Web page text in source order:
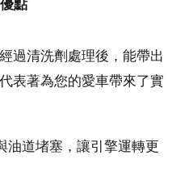
點
過清洗劑處理後，能帶出
表著為您的愛車帶來了實
油道堵塞，讓引擎運轉更